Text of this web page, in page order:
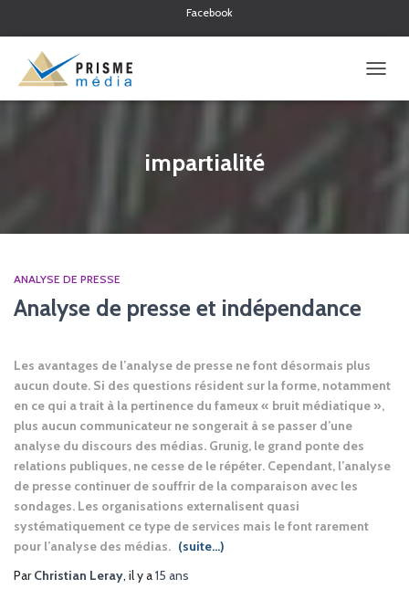
Facebook
LA
impartialité
ANALYSE DE PRESSE
Analyse de presse et indépendance
Les avantages de l’analyse de presse ne font désormais plus
aucun doute. Si des questions résident sur la forme, notamment
en ce qui a trait à la pertinence du fameux « bruit médiatique »,
plus aucun communicateur ne songerait à se passer d’une
analyse du discours des médias. Grunig, le grand ponte des
relations publiques, ne cesse de le répéter. Cependant, l’analyse
de presse continuer de souffrir de la comparaison avec les
sondages. Les organisations externalisent quasi
systématiquement ce type de services mais le font rarement
pour l’analyse des médias. (suite…)
ParChristian Leray, il y a15 ans